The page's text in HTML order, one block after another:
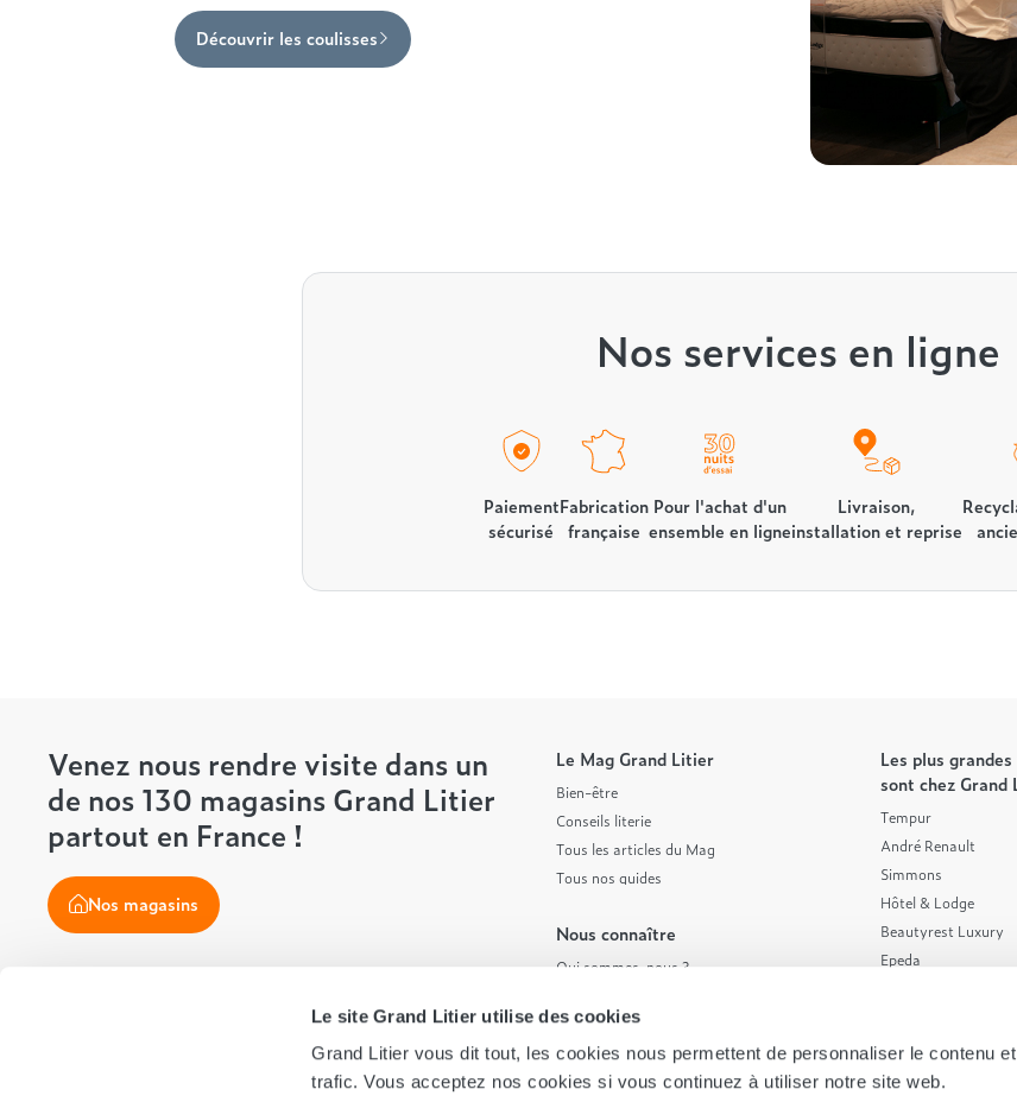
Le site Grand Litier utilise des cookies
Grand Litier vous dit tout, les cookies nous permettent de personnaliser le contenu
trafic. Vous acceptez nos cookies si vous continuez à utiliser notre site web.
Découvrir les coulisses
Nos services en ligne
Paiement
sécurisé
Fabrication
française
Pour l'achat d'un
ensemble en ligne
Livraison,
installation et reprise
Venez nous rendre visite dans un
de nos 130 magasins Grand Litier
partout en France !
Nos magasins
Le Mag Grand Litier
Bien-être
Conseils literie
Tous les articles du Mag
Tous nos guides
Nous connaître
Qui sommes-nous ?
Nos engagements
On recrute ! 👋
Rejoindre notre réseau
Les plus
sont chez Grand
Tempur
André Renault
Simmons
Hôtel & Lodge
Beautyrest Luxury
Epeda